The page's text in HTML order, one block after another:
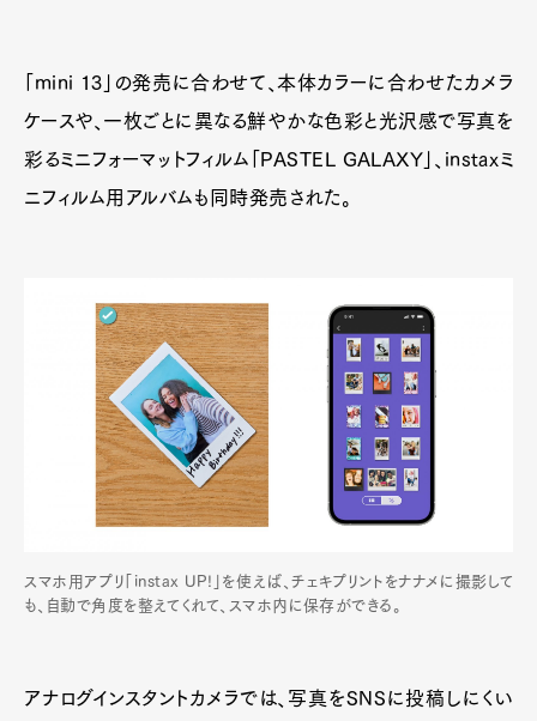
「mini 13」の発売に合わせて、本体カラーに合わせたカメラ
ケースや、一枚ごとに異なる鮮やかな色彩と光沢感で写真を
彩るミニフォーマットフィルム「PASTEL GALAXY」、instaxミ
ニフィルム用アルバムも同時発売された。
スマホ用アプリ「instax UP!」を使えば、チェキプリントをナナメに撮影して
も、自動で角度を整えてくれて、スマホ内に保存ができる。
アナログインスタントカメラでは、写真をSNSに投稿しにくい